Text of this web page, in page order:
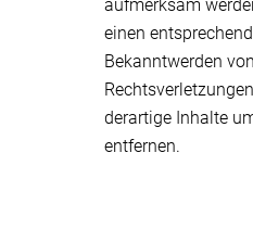
aufmerksam
einen
Bekanntwerden von
derartige Inhalte
entfernen.